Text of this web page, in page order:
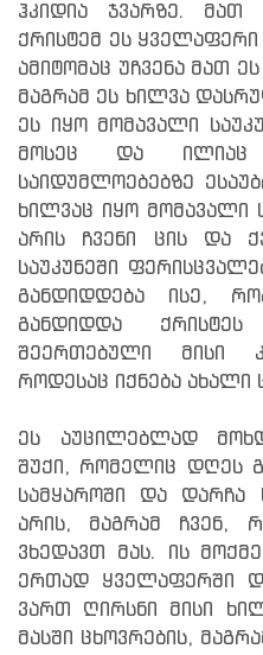
ჰკიდია ჯვარზე.
ქრისტემ ეს ყველაფერი
ამიტომაც უჩვენა მათ
მაგრამ ეს ხილვა
ეს იყო მომავალი
მოსეც და ილიაც
საიდუმლოებებზე
ხილვაც იყო მომავალი
არის ჩვენი ცის და
საუკუნეში
განდიდდება ისე,
განდიდდა
შეერთებული მისი
როდესაც იქნება ახალი
ეს აუცილებლად
შუქი, რომელიც დღეს
სამყაროში და დარჩა
არის, მაგრამ ჩვენ,
ვხედავთ მას. ის
ერთად ყველაფერში
ვართ ღირსნი მისი
მასში ცხოვრების,